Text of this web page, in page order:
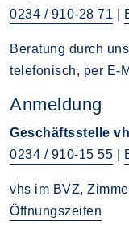
0234 / 910-28 71
Beratung durch
telefonisch, per E-
Anmeldung
Geschäftsstelle
0234 / 910-15 55
vhs im BVZ,
Öffnungszeiten